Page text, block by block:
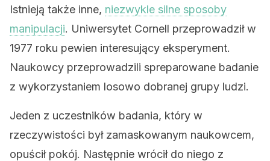
Istnieją także inne, niezwykle silne sposoby
manipulacji. Uniwersytet Cornell przeprowadził w
1977 roku pewien interesujący eksperyment.
Naukowcy przeprowadzili spreparowane badanie
z wykorzystaniem losowo dobranej grupy ludzi.
Jeden z uczestników badania, który w
rzeczywistości był zamaskowanym naukowcem,
opuścił pokój. Następnie wrócił do niego z